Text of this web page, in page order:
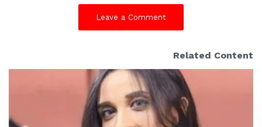
Leave a Comment
Related Content